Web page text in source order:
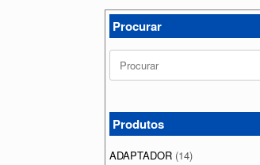
Procurar
Search
for:
Produtos
ADAPTADOR (14)